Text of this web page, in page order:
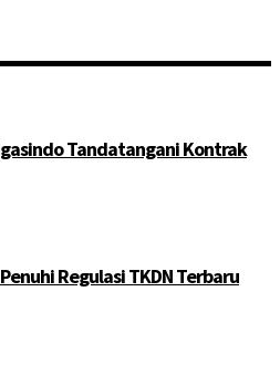
Tandatangani Kontrak
Regulasi TKDN Terbaru